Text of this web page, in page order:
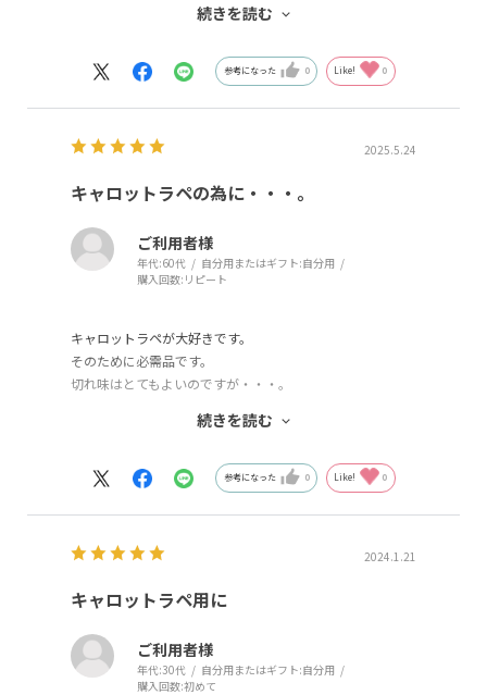
大丈夫かなと思ったら、これがよく切れる。
細目の人参は、もう気持ち太めでもいいかな
力を入れてすればいいけちょっと手を抜くと細すぎ
るから・・・。
自分でもリピート、プレゼント用にも手軽で高見え、
続きを読む
参考になった 0 Like! 0
2025.5.24
キャロットラペの為に・・・。
ご利用者様
年代:60代 自分用またはギフト:自分用
購入回数: リピート
キャロットラペが大好きです。
そのために必需品です。
切れ味はとてもよいのですが・・・。
刃がよいのに・・・、
特に四隅が弱いです。
続きを読む
参考になった 0 Like! 0
2024.1.21
キャロットラペ用に
ご利用者様
年代:30代 自分用またはギフト:自分用
購入回数:初めて